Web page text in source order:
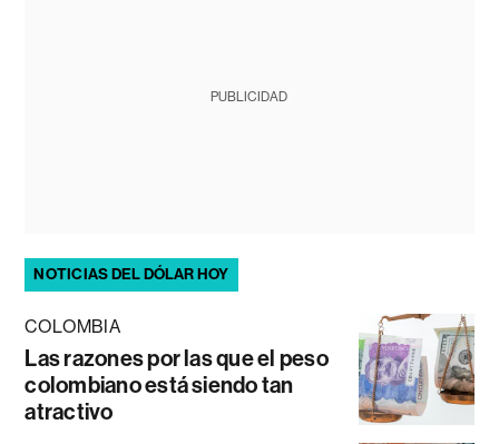
PUBLICIDAD
NOTICIAS DEL DÓLAR HOY
COLOMBIA
Las razones por las que el peso
colombiano está siendo tan
atractivo